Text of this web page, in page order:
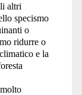
altri
specismo
o
ridurre o
e la